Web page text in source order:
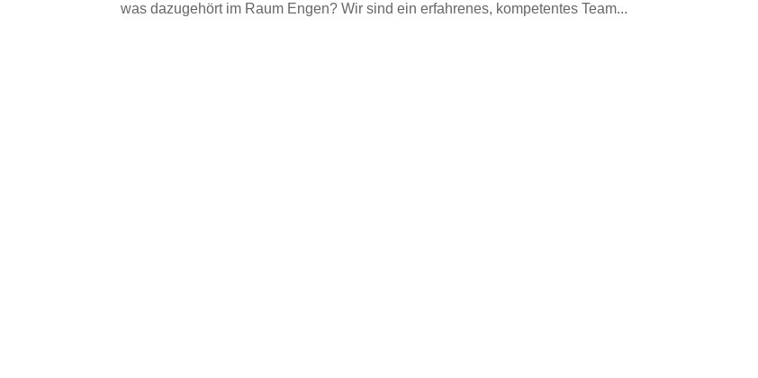
was dazugehört im Raum Engen? Wir sind ein erfahrenes, kompetentes Team...